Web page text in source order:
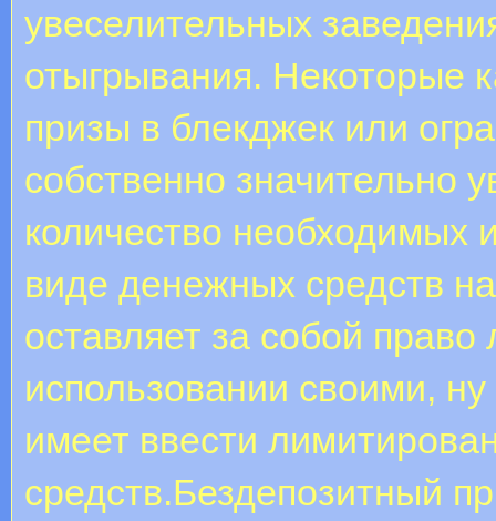
увеселительных
отыгрывания. Некоторые
призы в блекджек или
собственно значительно
количество необходимых
виде денежных средств
оставляет за собой
использовании своими,
имеет ввести
средств.Бездепозитный